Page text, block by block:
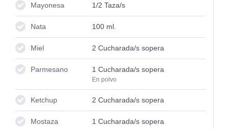
Mayonesa 1/2 Taza/s
Nata 100ml.
Miel 2 Cucharada/s sopera
Parmesano 1 Cucharada/s sopera
En polvo
Ketchup 2 Cucharada/s sopera
Mostaza 1 Cucharada/s sopera